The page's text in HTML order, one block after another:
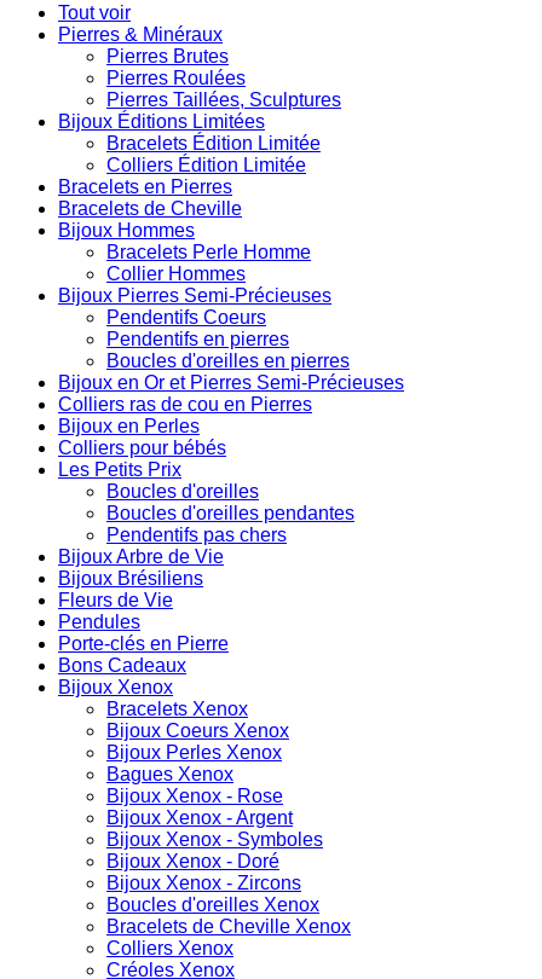
Tout voir
Pierres & Minéraux
Pierres Brutes
Pierres Roulées
Pierres Taillées, Sculptures
Bijoux Éditions Limitées
Bracelets Édition Limitée
Colliers Édition Limitée
Bracelets en Pierres
Bracelets de Cheville
Bijoux Hommes
Bracelets Perle Homme
Collier Hommes
Bijoux Pierres Semi-Précieuses
Pendentifs Coeurs
Pendentifs en pierres
Boucles d'oreilles en pierres
Bijoux en Or et Pierres Semi-Précieuses
Colliers ras de cou en Pierres
Bijoux en Perles
Colliers pour bébés
Les Petits Prix
Boucles d'oreilles
Boucles d'oreilles pendantes
Pendentifs pas chers
Bijoux Arbre de Vie
Bijoux Brésiliens
Fleurs de Vie
Pendules
Porte-clés en Pierre
Bons Cadeaux
Bijoux Xenox
Bracelets Xenox
Bijoux Coeurs Xenox
Bijoux Perles Xenox
Bagues Xenox
Bijoux Xenox - Rose
Bijoux Xenox - Argent
Bijoux Xenox - Symboles
Bijoux Xenox - Doré
Bijoux Xenox - Zircons
Boucles d'oreilles Xenox
Bracelets de Cheville Xenox
Colliers Xenox
Créoles Xenox